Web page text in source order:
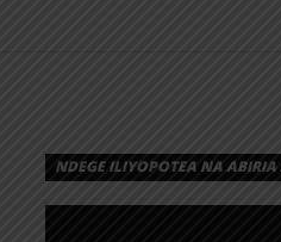
NDEGE ILIYOPOTEA NA ABIRIA